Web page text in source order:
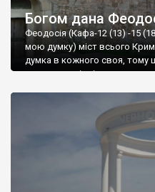
Богом дана
Феодосія (Кафа-12 (13) -15
мою думку) міст всього
думка в кожного своя, тому
запрошую відвідати це